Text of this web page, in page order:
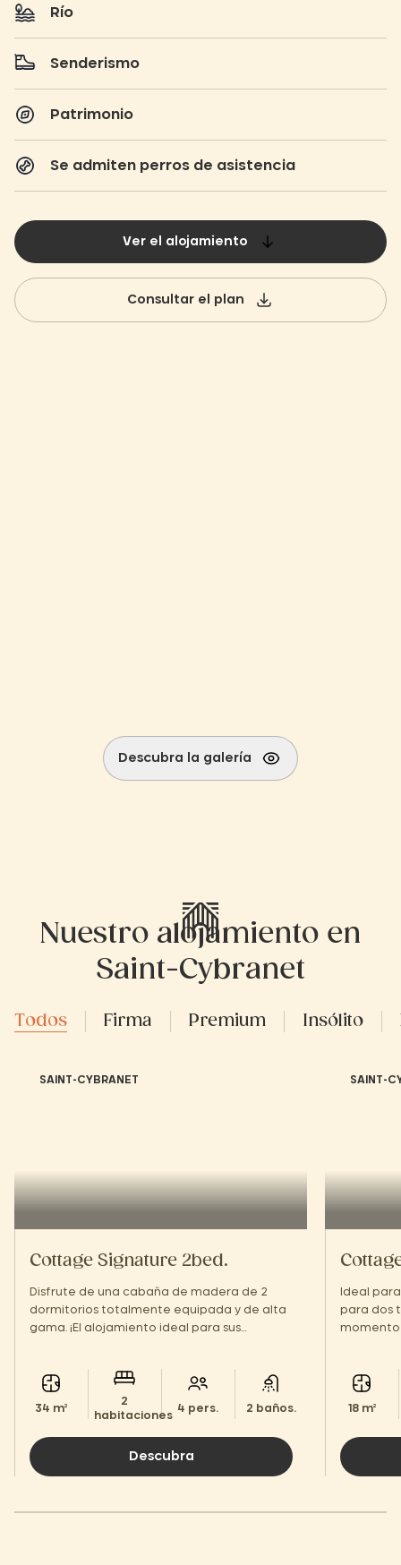
Río
Senderismo
Patrimonio
Se admiten perros de asistencia
Ver el alojamiento
Consultar el plan
Descubra la galería
Nuestro alojamiento en
Saint-Cybranet
Todos Firma Premium Insólito
SAINT-CYBRANET
Cottage Signature 2bed.
Disfrute de una cabaña de madera de 2
dormitorios totalmente equipada y de alta
gama. ¡El alojamiento ideal para sus
34 m²
2
habitaciones
4 pers. 2 baños.
Descubra
SAINT-
Ideal
para dos
momento
18 m²